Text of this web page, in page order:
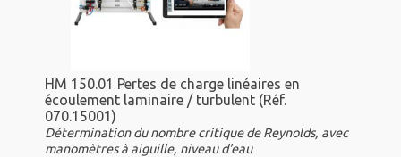
HM 150.01 Pertes de charge linéaires en
écoulement laminaire / turbulent (Réf.
070.15001)
Détermination du nombre critique de Reynolds, avec
manomètres à aiguille, niveau d'eau